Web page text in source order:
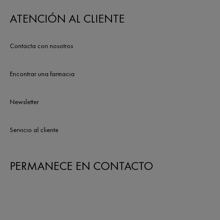
ATENCIÓN AL CLIENTE
Contacta con nosotros
Encontrar una farmacia
Newsletter
Servicio al cliente
PERMANECE EN CONTACTO